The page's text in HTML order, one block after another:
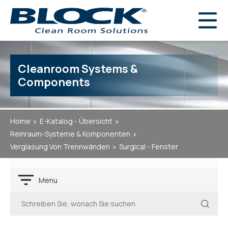
Cleanroom Systems &
Components
Home
E-Katalog - Übersicht
Reinraum-Systeme & Komponenten
Verglasung Von Trennwänden
Surgical - Fenster
Menu